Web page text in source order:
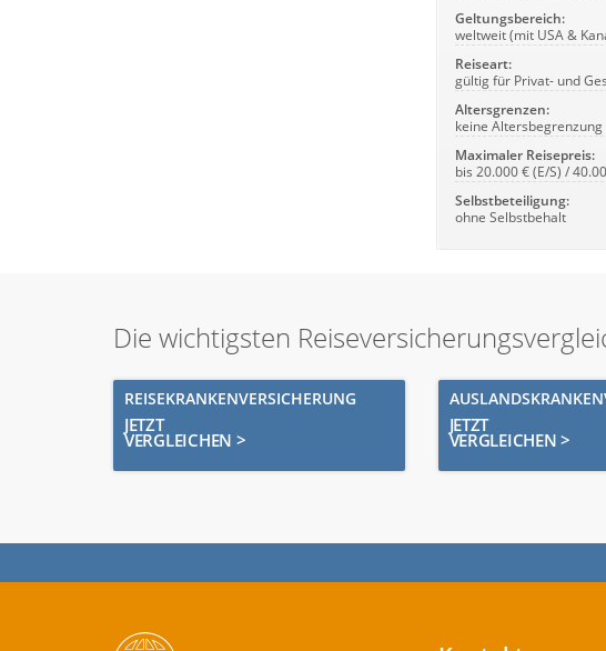
Geltungsbereich:
weltweit (mit USA &
Reiseart:
gültig für Privat- und
Altersgrenzen:
keine Altersbegrenzung
Maximaler Reisepreis:
bis 20.000 € (E/S) /
Selbstbeteiligung:
ohne Selbstbehalt
Die wichtigsten
REISEKRANKENVERSICHERUNG
JETZT
VERGLEICHEN >
JETZT
VERGLEICHEN >